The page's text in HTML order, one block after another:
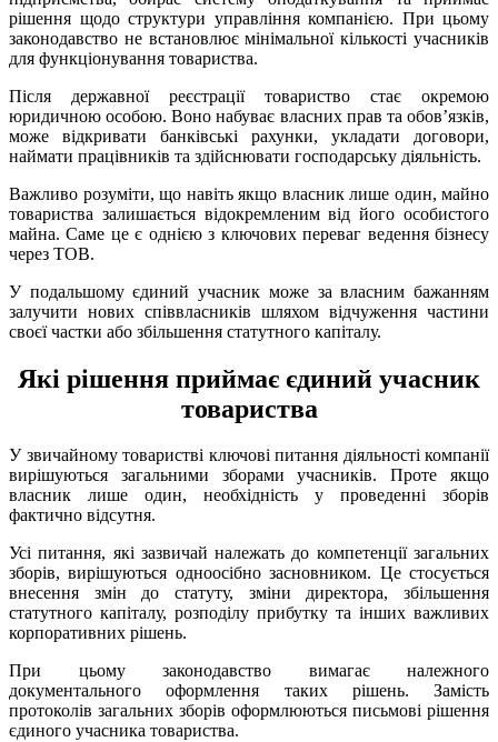
рішення щодо структури управління компанією. При цьому
законодавство не встановлює мінімальної кількості учасників
для функціонування товариства.
Після державної реєстрації товариство стає окремою
юридичною особою. Воно набуває власних прав та обов’язків,
може відкривати банківські рахунки, укладати договори,
наймати працівників та здійснювати господарську діяльність.
Важливо розуміти, що навіть якщо власник лише один, майно
товариства залишається відокремленим від його особистого
майна. Саме це є однією з ключових переваг ведення бізнесу
через ТОВ.
У подальшому єдиний учасник може за власним бажанням
залучити нових співвласників шляхом відчуження частини
своєї частки або збільшення статутного капіталу.
Які рішення приймає єдиний учасник
товариства
У звичайному товаристві ключові питання діяльності компанії
вирішуються загальними зборами учасників. Проте якщо
власник лише один, необхідність у проведенні зборів
фактично відсутня.
Усі питання, які зазвичай належать до компетенції загальних
зборів, вирішуються одноосібно засновником. Це стосується
внесення змін до статуту, зміни директора, збільшення
статутного капіталу, розподілу прибутку та інших важливих
корпоративних рішень.
При цьому законодавство вимагає належного
документального оформлення таких рішень. Замість
протоколів загальних зборів оформлюються письмові рішення
єдиного учасника товариства.